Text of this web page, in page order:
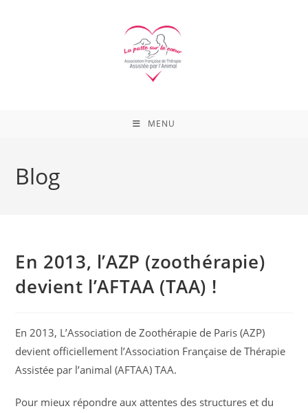
MENU
Blog
En 2013, l’AZP (zoothérapie)
devient l’AFTAA (TAA) !
En 2013, L’Association de Zoothérapie de Paris (AZP)
devient officiellement l’Association Française de Thérapie
Assistée par l’animal (AFTAA) TAA.
Pour mieux répondre aux attentes des structures et du